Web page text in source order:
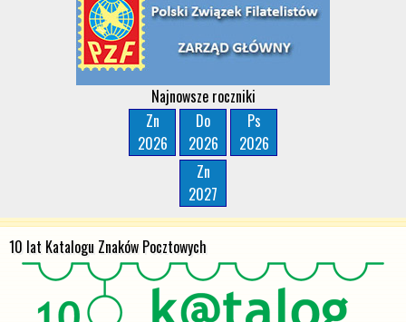
Najnowsze roczniki
Zn
2026
Do
2026
Ps
2026
Zn
2027
10 lat Katalogu Znaków Pocztowych